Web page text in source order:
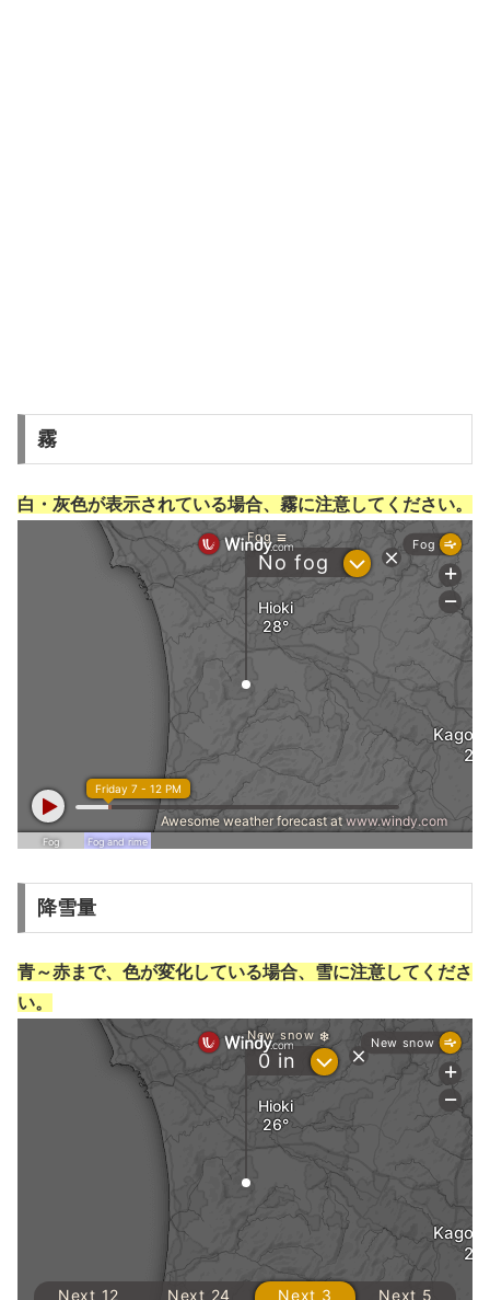
霧
白・灰色が表示されている場合、霧に注意してください。
降雪量
青～赤まで、色が変化している場合、雪に注意してくださ
い。